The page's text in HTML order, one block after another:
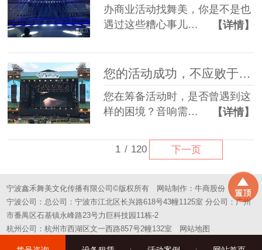
办商业活动找舞美，你是不是也
遇过这些糟心事儿…
【详情】
您的活动成功，不应败于“拼凑”的舞台——选择一站式，选择省心
您在筹备活动时，是否曾遇到这
样的困境？音响需…
【详情】
1 / 120 下一页
宁波鑫禾舞美文化传播有限公司©版权所有 网站制作：牛商股份
宁波公司：总公司：宁波市江北区长兴路618号43幢1125室 分公司：广州
市番禺区石基镇永峰路23号力巨科技园11栋-2
杭州公司：杭州市西湖区文一西路857号2幢132室
网站地图